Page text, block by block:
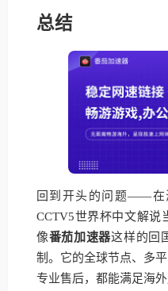
总结
回到开头的问题——在
CCTV5世界杯中文解说
像番茄加速器这样的回
制。它的全球节点、多
专业售后，都能满足海